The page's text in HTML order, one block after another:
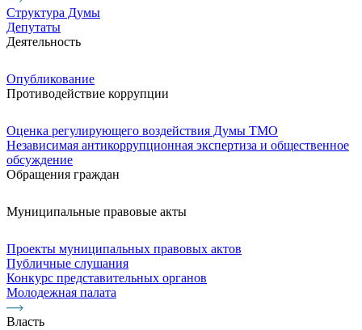
Структура Думы
Депутаты
Деятельность
Опубликование
Противодействие коррупции
Оценка регулирующего воздействия Думы ТМО
Независимая антикоррупционная экспертиза и общественное
обсуждение
Обращения граждан
Муниципальные правовые акты
Проекты муниципальных правовых актов
Публичные слушания
Конкурс представительных органов
Молодежная палата
Власть